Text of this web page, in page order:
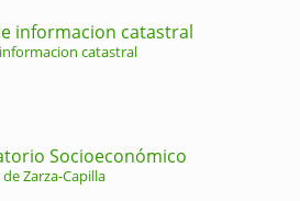
informacion catastral
catastral
Socioeconómico
Zarza-Capilla